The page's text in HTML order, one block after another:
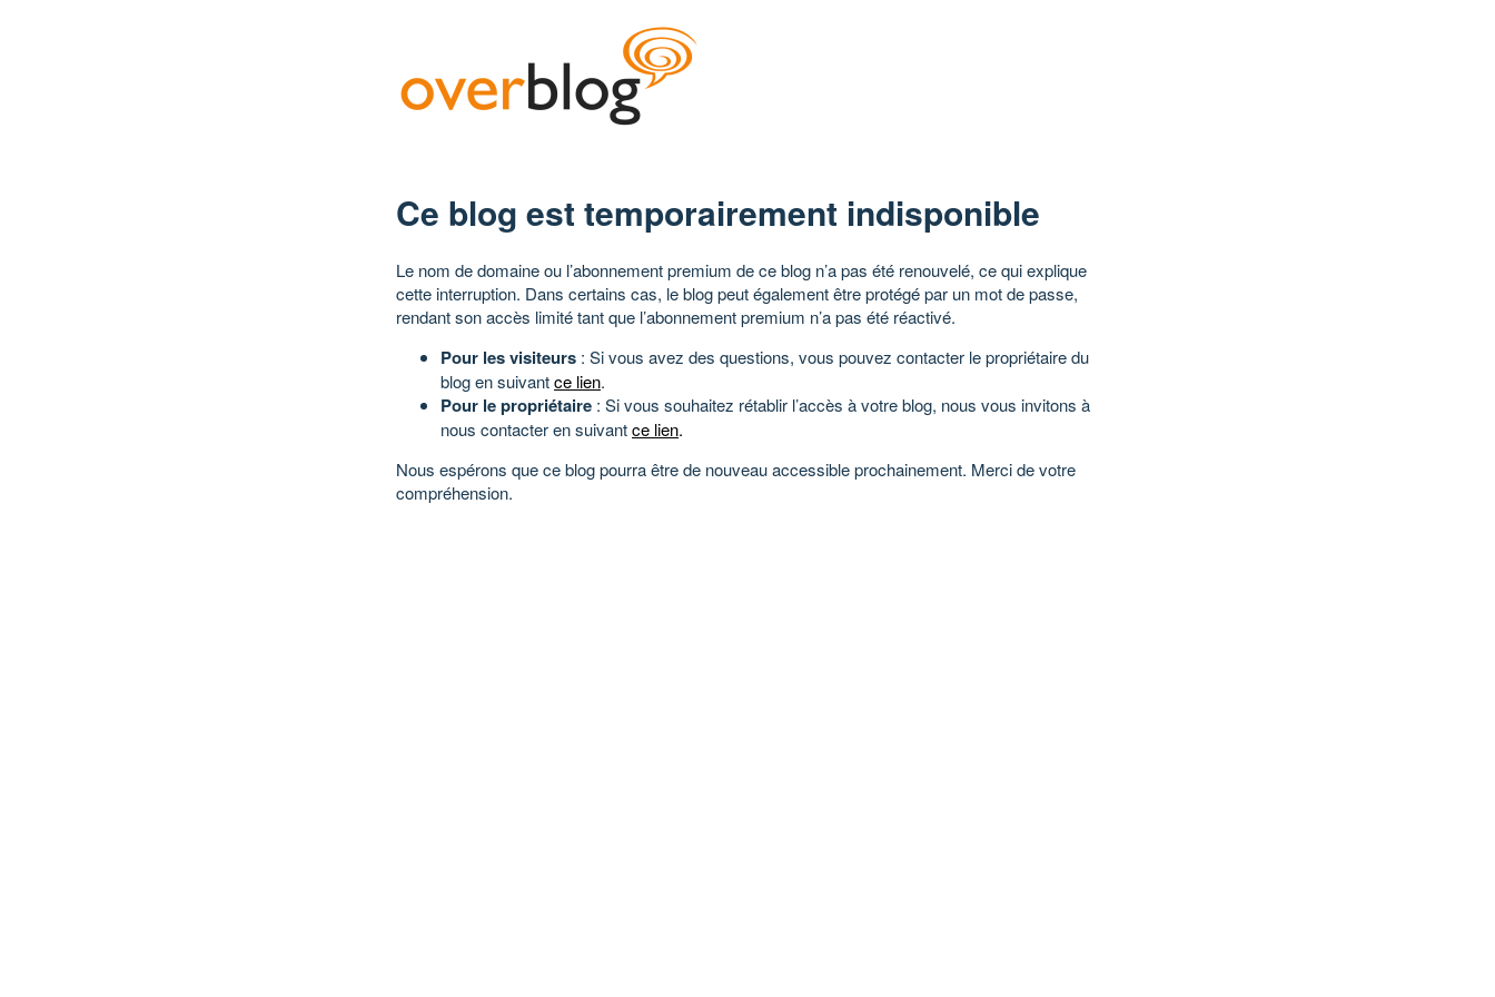
Ce blog est temporairement indisponible
Le nom de domaine ou l’abonnement premium de ce blog n’a pas été renouvelé, ce qui explique
cette interruption. Dans certains cas, le blog peut également être protégé par un mot de passe,
rendant son accès limité tant que l’abonnement premium n’a pas été réactivé.
Pour les visiteurs : Si vous avez des questions, vous pouvez contacter le propriétaire du
blog en suivantce lien.
Pour le propriétaire : Si vous souhaitez rétablir l’accès à votre blog, nous vous invitons à
nous contacter en suivantce lien.
Nous espérons que ce blog pourra être de nouveau accessible prochainement. Merci de votre
compréhension.